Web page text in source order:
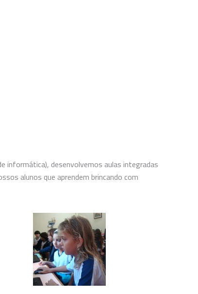
informática), desenvolvemos aulas integradas
alunos que aprendem brincando com